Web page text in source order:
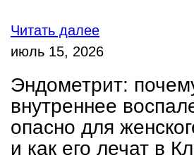
Читать далее
июль 15, 2026
Эндометрит:
внутреннее
опасно для
и как его лечат в